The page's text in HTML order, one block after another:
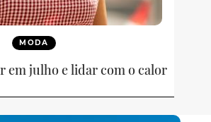
MODA
em julho e lidar com o calor